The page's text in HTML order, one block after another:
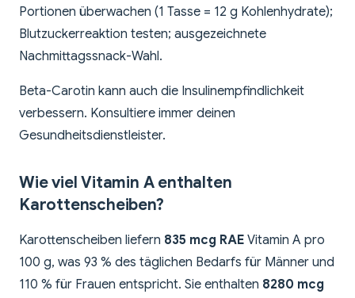
Portionen überwachen (1 Tasse = 12 g Kohlenhydrate);
Blutzuckerreaktion testen; ausgezeichnete
Nachmittagssnack-Wahl.
Beta-Carotin kann auch die Insulinempfindlichkeit
verbessern. Konsultiere immer deinen
Gesundheitsdienstleister.
Wie viel Vitamin A enthalten
Karottenscheiben?
Karottenscheiben liefern 835 mcg RAE Vitamin A pro
100 g, was 93 % des täglichen Bedarfs für Männer und
110 % für Frauen entspricht. Sie enthalten 8280 mcg